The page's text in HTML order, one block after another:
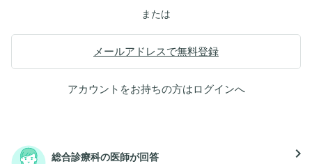
または
メールアドレスで無料登録
アカウントをお持ちの方はログインへ
総合診療科の医師が回答 navigate_next